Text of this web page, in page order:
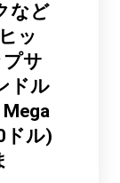
など
ッ
サ
ドル
Mega
ドル)